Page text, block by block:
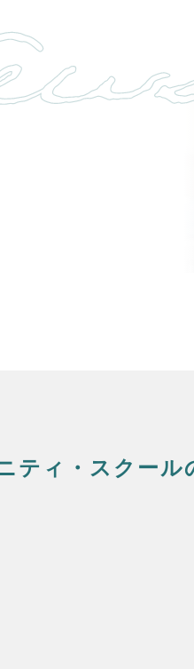
ティ・スクール